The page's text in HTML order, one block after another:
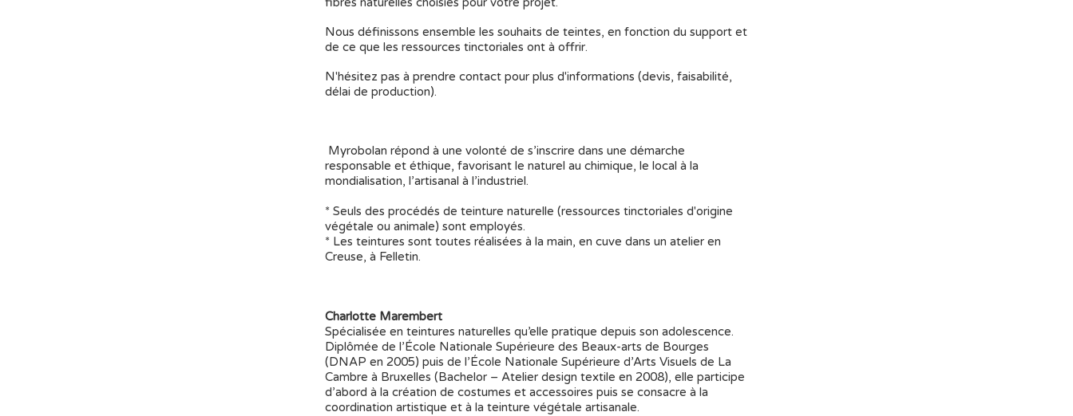
Nous définissons ensemble les souhaits de teintes, en fonction du support et
de ce que les ressources tinctoriales ont à offrir.
N'hésitez pas à prendre contact pour plus d'informations (devis, faisabilité,
délai de production).
Myrobolan répond à une volonté de s’inscrire dans une démarche
responsable et éthique, favorisant le naturel au chimique, le local à la
mondialisation, l’artisanal à l’industriel.
* Seuls des procédés de teinture naturelle (ressources tinctoriales d'origine
végétale ou animale) sont employés.
* Les teintures sont toutes réalisées à la main, en cuve dans un atelier en
Creuse, à Felletin.
Charlotte Marembert
Spécialisée en teintures naturelles qu’elle pratique depuis son adolescence.
Diplômée de l’École Nationale Supérieure des Beaux-arts de Bourges
(DNAP en 2005) puis de l’École Nationale Supérieure d’Arts Visuels de La
Cambre à Bruxelles (Bachelor – Atelier design textile en 2008), elle participe
d’abord à la création de costumes et accessoires puis se consacre à la
coordination artistique et à la teinture végétale artisanale.